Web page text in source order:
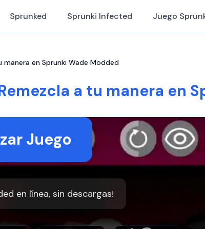
Sprunked Sprunki Infected Juego
manera en Sprunki Wade Modded
a tu manera en
Juego
en línea, sin descargas!